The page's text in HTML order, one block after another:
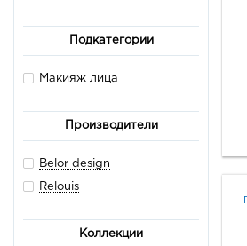
Подкатегории
Макияж лица
Производители
Belor design
Relouis
Коллекции